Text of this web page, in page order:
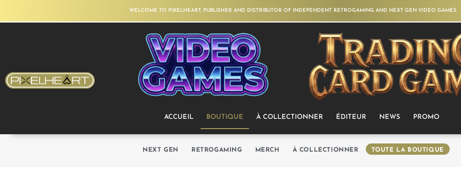
WELCOME TO PIXELHEART, PUBLISHER AND DISTRIBUTOR OF INDEPENDENT RETROGAMING AND NEXT GEN VIDEO GAMES.
ACCUEIL BOUTIQUE À COLLECTIONNER ÉDITEUR NEWS PROMO
NEXT GEN RETROGAMING MERCH À COLLECTIONNER TOUTE LA BOUTIQUE